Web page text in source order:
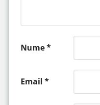
Nume*
Email *